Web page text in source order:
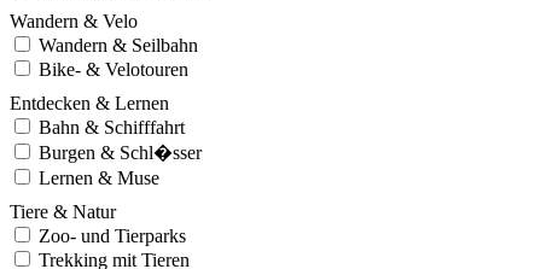
Wandern & Velo
Wandern & Seilbahn
Bike- & Velotouren
Entdecken & Lernen
Bahn & Schifffahrt
Burgen & Schl�sser
Lernen & Muse
Tiere & Natur
Zoo- und Tierparks
Trekking mit Tieren